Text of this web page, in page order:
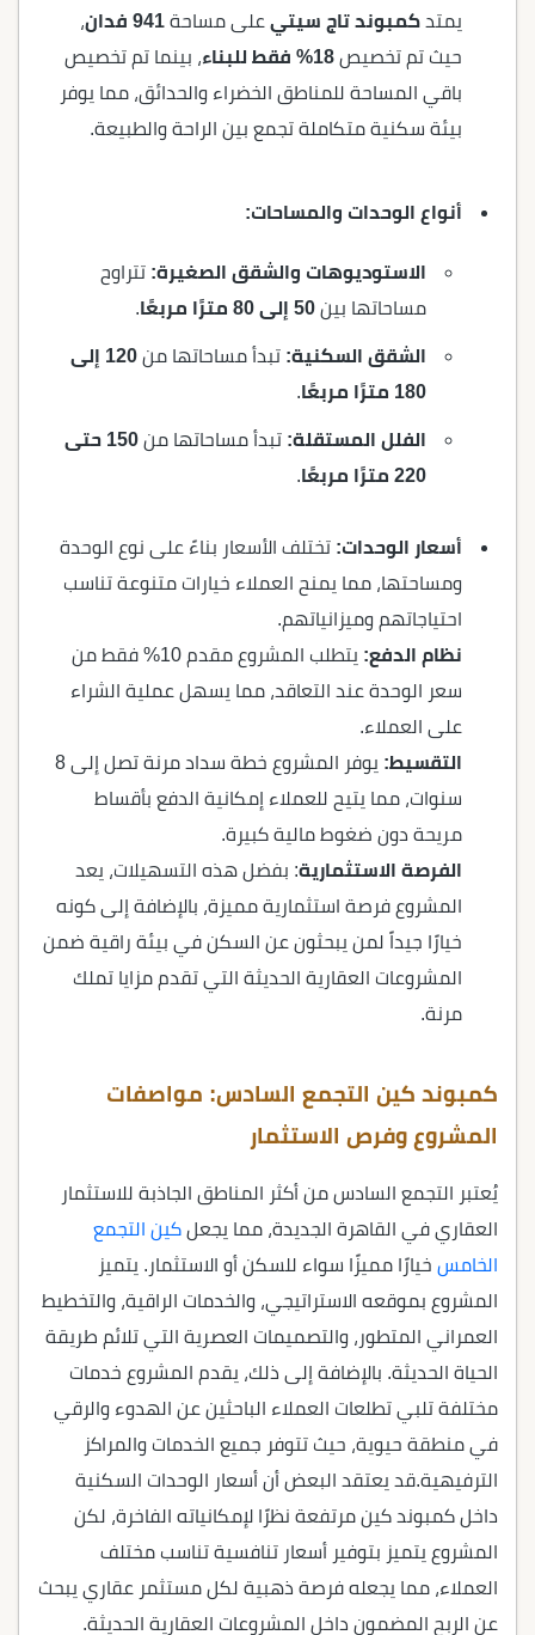
يمتد كمبوند تاج سيتي على مساحة 941 فدان
،
حيث تم تخصيص 18% فقط للبناء
، بينما تم تخصيص
باقي المساحة للمناطق الخضراء والحدائق، مما يوفر
بيئة سكنية متكاملة تجمع بين الراحة والطبيعة.
أنواع الوحدات والمساحات:
الاستوديوهات والشقق الصغيرة: تتراوح
مساحاتها بين 50 إلى 80 مترًا مربعًا .
الشقق السكنية: تبدأ مساحاتها من
120 إلى
180 مترًا مربعًا
.
الفلل المستقلة: تبدأ مساحاتها من
150 حتى
220 مترًا مربعًا
.
أسعار الوحدات: تختلف الأسعار بناءً على نوع الوحدة
ومساحتها، مما يمنح العملاء خيارات متنوعة تناسب
احتياجاتهم وميزانياتهم.
نظام الدفع:
يتطلب المشروع مقدم 10% فقط من
سعر الوحدة عند التعاقد، مما يسهل عملية الشراء
على العملاء.
التقسيط:
يوفر المشروع خطة سداد مرنة تصل إلى 8
سنوات، مما يتيح للعملاء إمكانية الدفع بأقساط
مريحة دون ضغوط مالية كبيرة.
الفرصة الاستثمارية: بفضل هذه التسهيلات، يعد
المشروع فرصة استثمارية مميزة، بالإضافة إلى كونه
خيارًا جيداً لمن يبحثون عن السكن في بيئة راقية ضمن
المشروعات العقارية الحديثة التي تقدم مزايا تملك
مرنة.
كمبوند كين التجمع السادس: مواصفات
المشروع وفرص الاستثمار
يُعتبر التجمع السادس من أكثر المناطق الجاذبة للاستثمار
العقاري في القاهرة الجديدة، مما يجعل كين التجمع
الخامس خيارًا مميزًا سواء للسكن أو الاستثمار. يتميز
المشروع بموقعه الاستراتيجي، والخدمات الراقية، والتخطيط
العمراني المتطور، والتصميمات العصرية التي تلائم طريقة
الحياة الحديثة. بالإضافة إلى ذلك، يقدم المشروع خدمات
مختلفة تلبي تطلعات العملاء الباحثين عن الهدوء والرقي
في منطقة حيوية، حيث تتوفر جميع الخدمات والمراكز
الترفيهية.قد يعتقد البعض أن أسعار الوحدات السكنية
داخل كمبوند كين مرتفعة نظرًا لإمكانياته الفاخرة، لكن
المشروع يتميز بتوفير أسعار تنافسية تناسب مختلف
العملاء، مما يجعله فرصة ذهبية لكل مستثمر عقاري يبحث
عن الربح المضمون داخل المشروعات العقارية الحديثة.